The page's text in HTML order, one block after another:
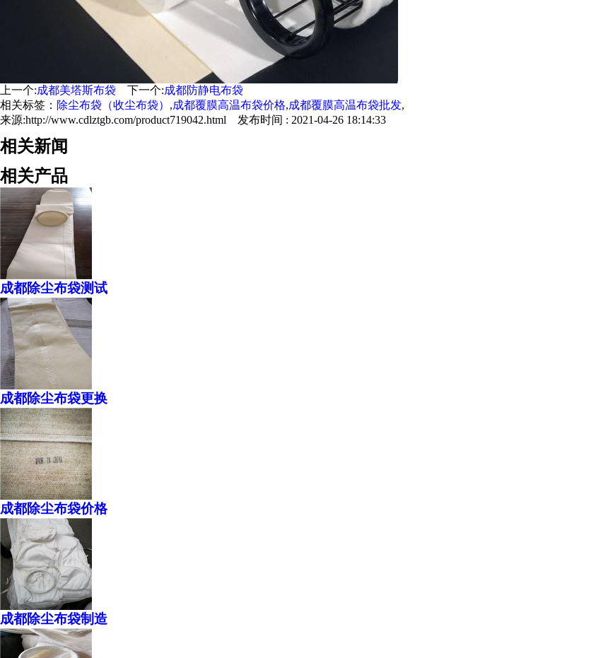
上一个:成都美塔斯布袋 下一个:成都防静电布袋
相关标签： 除尘布袋（收尘布袋） ,成都覆膜高温布袋价格,成都覆膜高温布袋批发,
来源:http://www.cdlztgb.com/product719042.html 发布时间 : 2021-04-26 18:14:33
相关新闻
相关产品
成都除尘布袋测试
成都除尘布袋更换
成都除尘布袋价格
成都除尘布袋制造